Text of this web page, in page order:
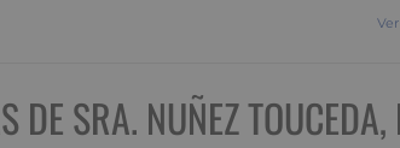
DE SRA. NUÑEZ TOUCEDA,